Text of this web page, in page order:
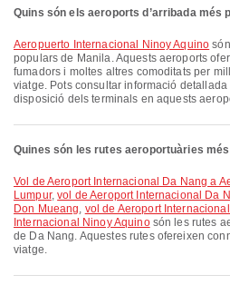
Quins són els aeroports d’arribada més
Aeropuerto Internacional Ninoy Aquino
populars de Manila. Aquests aeroports
fumadors i moltes altres comoditats per
viatge. Pots consultar informació
disposició dels terminals en aquests
Quines són les rutes aeroportuàries
vol de Aeroport Internacional Da Nang a Aeroport Internacional Kuala
Lumpur,vol de Aeroport Internacional Da
Don Mueang, vol de Aeroport
Internacional Ninoy Aquinosón les rutes
de Da Nang. Aquestes rutes ofereixen
viatge.